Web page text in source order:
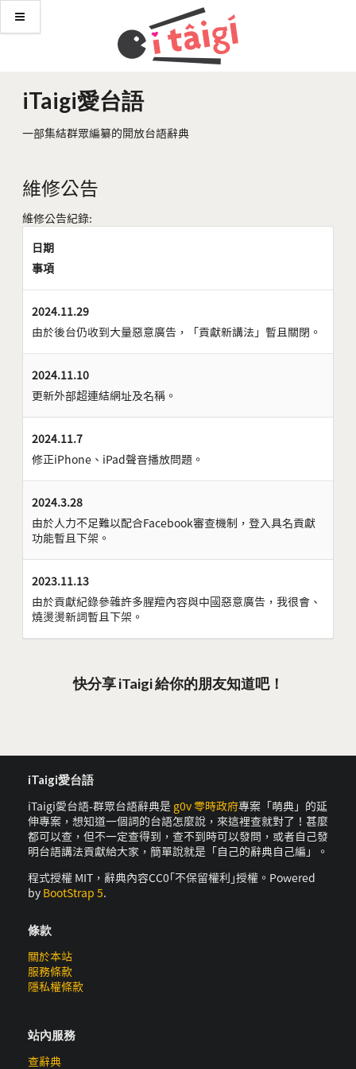
iTaigi愛台語
一部集結群眾編纂的開放台語辭典
維修公告
維修公告紀錄:
日期
事項
2024.11.29
由於後台仍收到大量惡意廣告，「貢獻新講法」暫且關閉。
2024.11.10
更新外部超連結網址及名稱。
2024.11.7
修正iPhone、iPad聲音播放問題。
2024.3.28
由於人力不足難以配合Facebook審查機制，登入具名貢獻
功能暫且下架。
2023.11.13
由於貢獻紀錄參雜許多腥羶內容與中國惡意廣告，我很會、
燒燙燙新詞暫且下架。
快分享 iTaigi 給你的朋友知道吧！
iTaigi愛台語
iTaigi愛台語-群眾台語辭典是 g0v 零時政府專案「萌典」的延
伸專案，想知道一個詞的台語怎麼說，來這裡查就對了！甚麼
都可以查，但不一定查得到，查不到時可以發問，或者自己發
明台語講法貢獻給大家，簡單說就是「自己的辭典自己編」。
程式授權 MIT，辭典內容CC0｢不保留權利｣授權。Powered
by BootStrap 5.
條款
關於本站
服務條款
隱私權條款
站內服務
查辭典